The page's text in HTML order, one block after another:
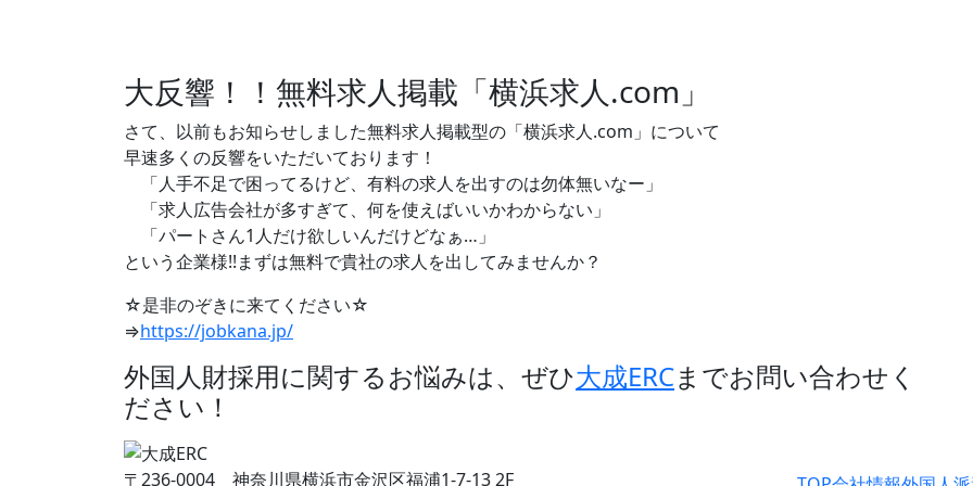
大反響！！無料求人掲載「横浜求人.com」
さて、以前もお知らせしました無料求人掲載型の「横浜求人.com」について
早速多くの反響をいただいております！
「人手不足で困ってるけど、有料の求人を出すのは勿体無いなー」
「求人広告会社が多すぎて、何を使えばいいかわからない」
「パートさん1人だけ欲しいんだけどなぁ…」
という企業様!!まずは無料で貴社の求人を出してみませんか？
☆是非のぞきに来てください☆
⇒https://jobkana.jp/
外国人財採用に関するお悩みは、ぜひ大成ERCまでお問い合わせく
ださい！
〒236-0004 神奈川県横浜市金沢区福浦1-7-13 2F